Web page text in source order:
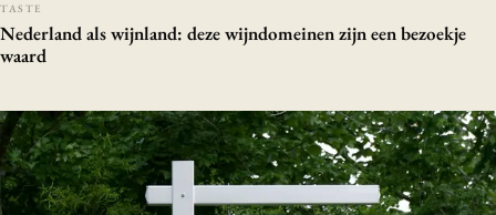
TASTE
Nederland als wijnland: deze wijndomeinen zijn een bezoekje
waard